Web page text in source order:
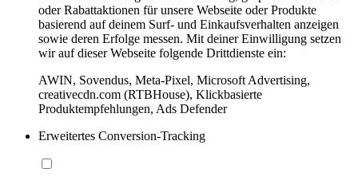
oder Rabattaktionen für unsere Webseite oder Produkte
basierend auf deinem Surf- und Einkaufsverhalten anzeigen
sowie deren Erfolge messen. Mit deiner Einwilligung setzen
wir auf dieser Webseite folgende Drittdienste ein:
AWIN, Sovendus, Meta-Pixel, Microsoft Advertising,
creativecdn.com (RTBHouse), Klickbasierte
Produktempfehlungen, Ads Defender
Erweitertes Conversion-Tracking